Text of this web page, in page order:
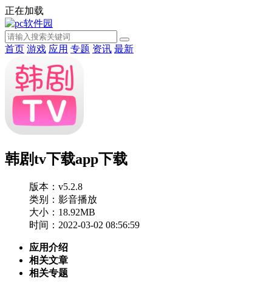
正在加载
首页 游戏 应用 专题 资讯 最新
韩剧tv下载app下载
版本：v5.2.8
类别：影音播放
大小：18.92MB
时间：2022-03-02 08:56:59
应用介绍
相关文章
相关专题